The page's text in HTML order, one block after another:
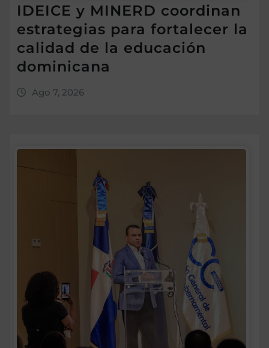
IDEICE y MINERD coordinan
estrategias para fortalecer la
calidad de la educación
dominicana
Ago 7, 2026